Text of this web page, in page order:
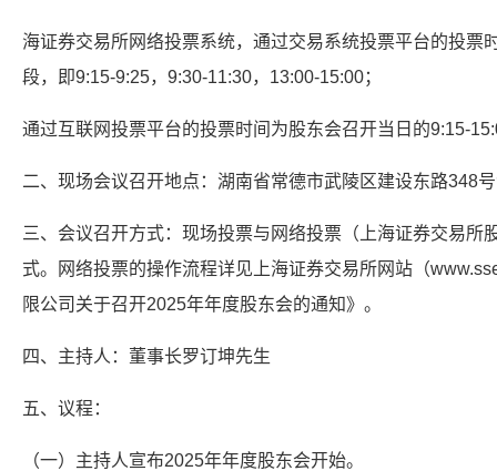
海证券交易所网络投票系统，通过交易系统投票平台的投票
段，即9:15-9:25，9:30-11:30，13:00-15:00；
通过互联网投票平台的投票时间为股东会召开当日的9:15-
二、现场会议召开地点：湖南省常德市武陵区建设东路348
三、会议召开方式：现场投票与网络投票（上海证券交易所
式。网络投票的操作流程详见上海证券交易所网站（
限公司关于召开2025年年度股东会的通知》。
四、主持人：董事长罗订坤先生
五、议程：
（一）主持人宣布2025年年度股东会开始。